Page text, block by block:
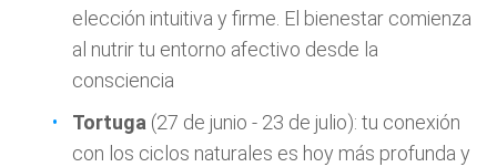
elección intuitiva y firme. El bienestar comienza
al nutrir tu entorno afectivo desde la
consciencia
Tortuga (27 de junio - 23 de julio): tu conexión
con los ciclos naturales es hoy más profunda y